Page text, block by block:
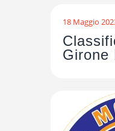
18 Maggio
Girone